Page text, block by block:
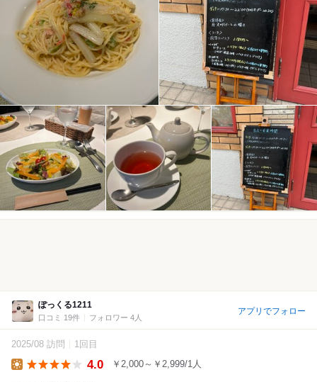
ぽっくる1211
口コミ 19件 フォロワー 4人
アプリでフォロー
2025/08 訪問 1回目
4.0 ￥2,000～￥2,999/1人